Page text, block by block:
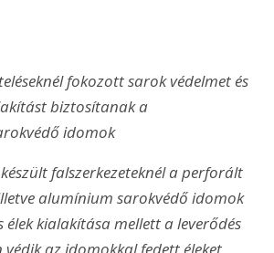
fokozott sarok védelmet és
biztosítanak a
idomok
falszerkezeteknél a perforált
alumínium sarokvédő idomok
élek kialakítása mellett a leverődés
védik az idomokkal fedett éleket